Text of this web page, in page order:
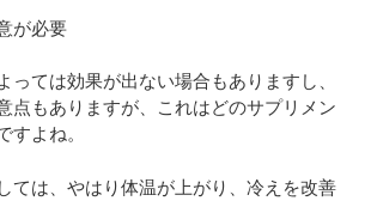
が必要
っては効果が出ない場合もありますし、
点もありますが、これはどのサプリメン
すよね。
ては、やはり体温が上がり、冷えを改善